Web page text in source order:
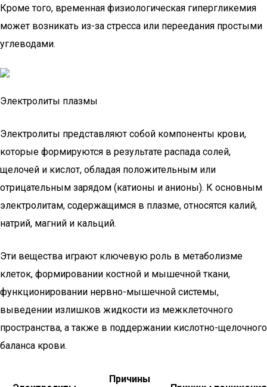
Кроме того, временная физиологическая гипергликемия
может возникать из-за стресса или переедания простыми
углеводами.
Электролиты плазмы
Электролиты представляют собой компоненты крови,
которые формируются в результате распада солей,
щелочей и кислот, обладая положительным или
отрицательным зарядом (катионы и анионы). К основным
электролитам, содержащимся в плазме, относятся калий,
натрий, магний и кальций.
Эти вещества играют ключевую роль в метаболизме
клеток, формировании костной и мышечной ткани,
функционировании нервно-мышечной системы,
выведении излишков жидкости из межклеточного
пространства, а также в поддержании кислотно-щелочного
баланса крови.
Причины